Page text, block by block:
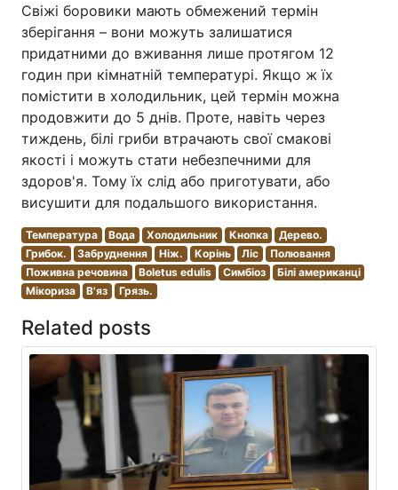
Свіжі боровики мають обмежений термін
зберігання – вони можуть залишатися
придатними до вживання лише протягом 12
годин при кімнатній температурі. Якщо ж їх
помістити в холодильник, цей термін можна
продовжити до 5 днів. Проте, навіть через
тиждень, білі гриби втрачають свої смакові
якості і можуть стати небезпечними для
здоров'я. Тому їх слід або приготувати, або
висушити для подальшого використання.
Температура Вода Холодильник Кнопка
Дерево.
Грибок.
Забруднення Ніж. Корінь Ліс
Полювання
Поживна речовина
Boletus edulis Симбіоз
Білі американці
Мікориза
В'яз Грязь.
Related posts